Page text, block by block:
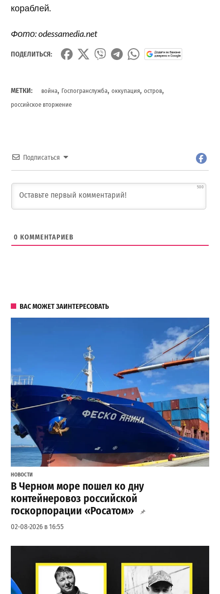
кораблей.
Фото: odessamedia.net
ПОДЕЛИТЬСЯ:
МЕТКИ: война, Госпогранслужба,оккупация,остров,
российское вторжение
Подписаться
500
0 КОММЕНТАРИЕВ
ВАС МОЖЕТ ЗАИНТЕРЕСОВАТЬ
НОВОСТИ
В Черном море пошел ко дну
контейнеровоз российской
госкорпорации «Росатом»
02-08-2026 в 16:55